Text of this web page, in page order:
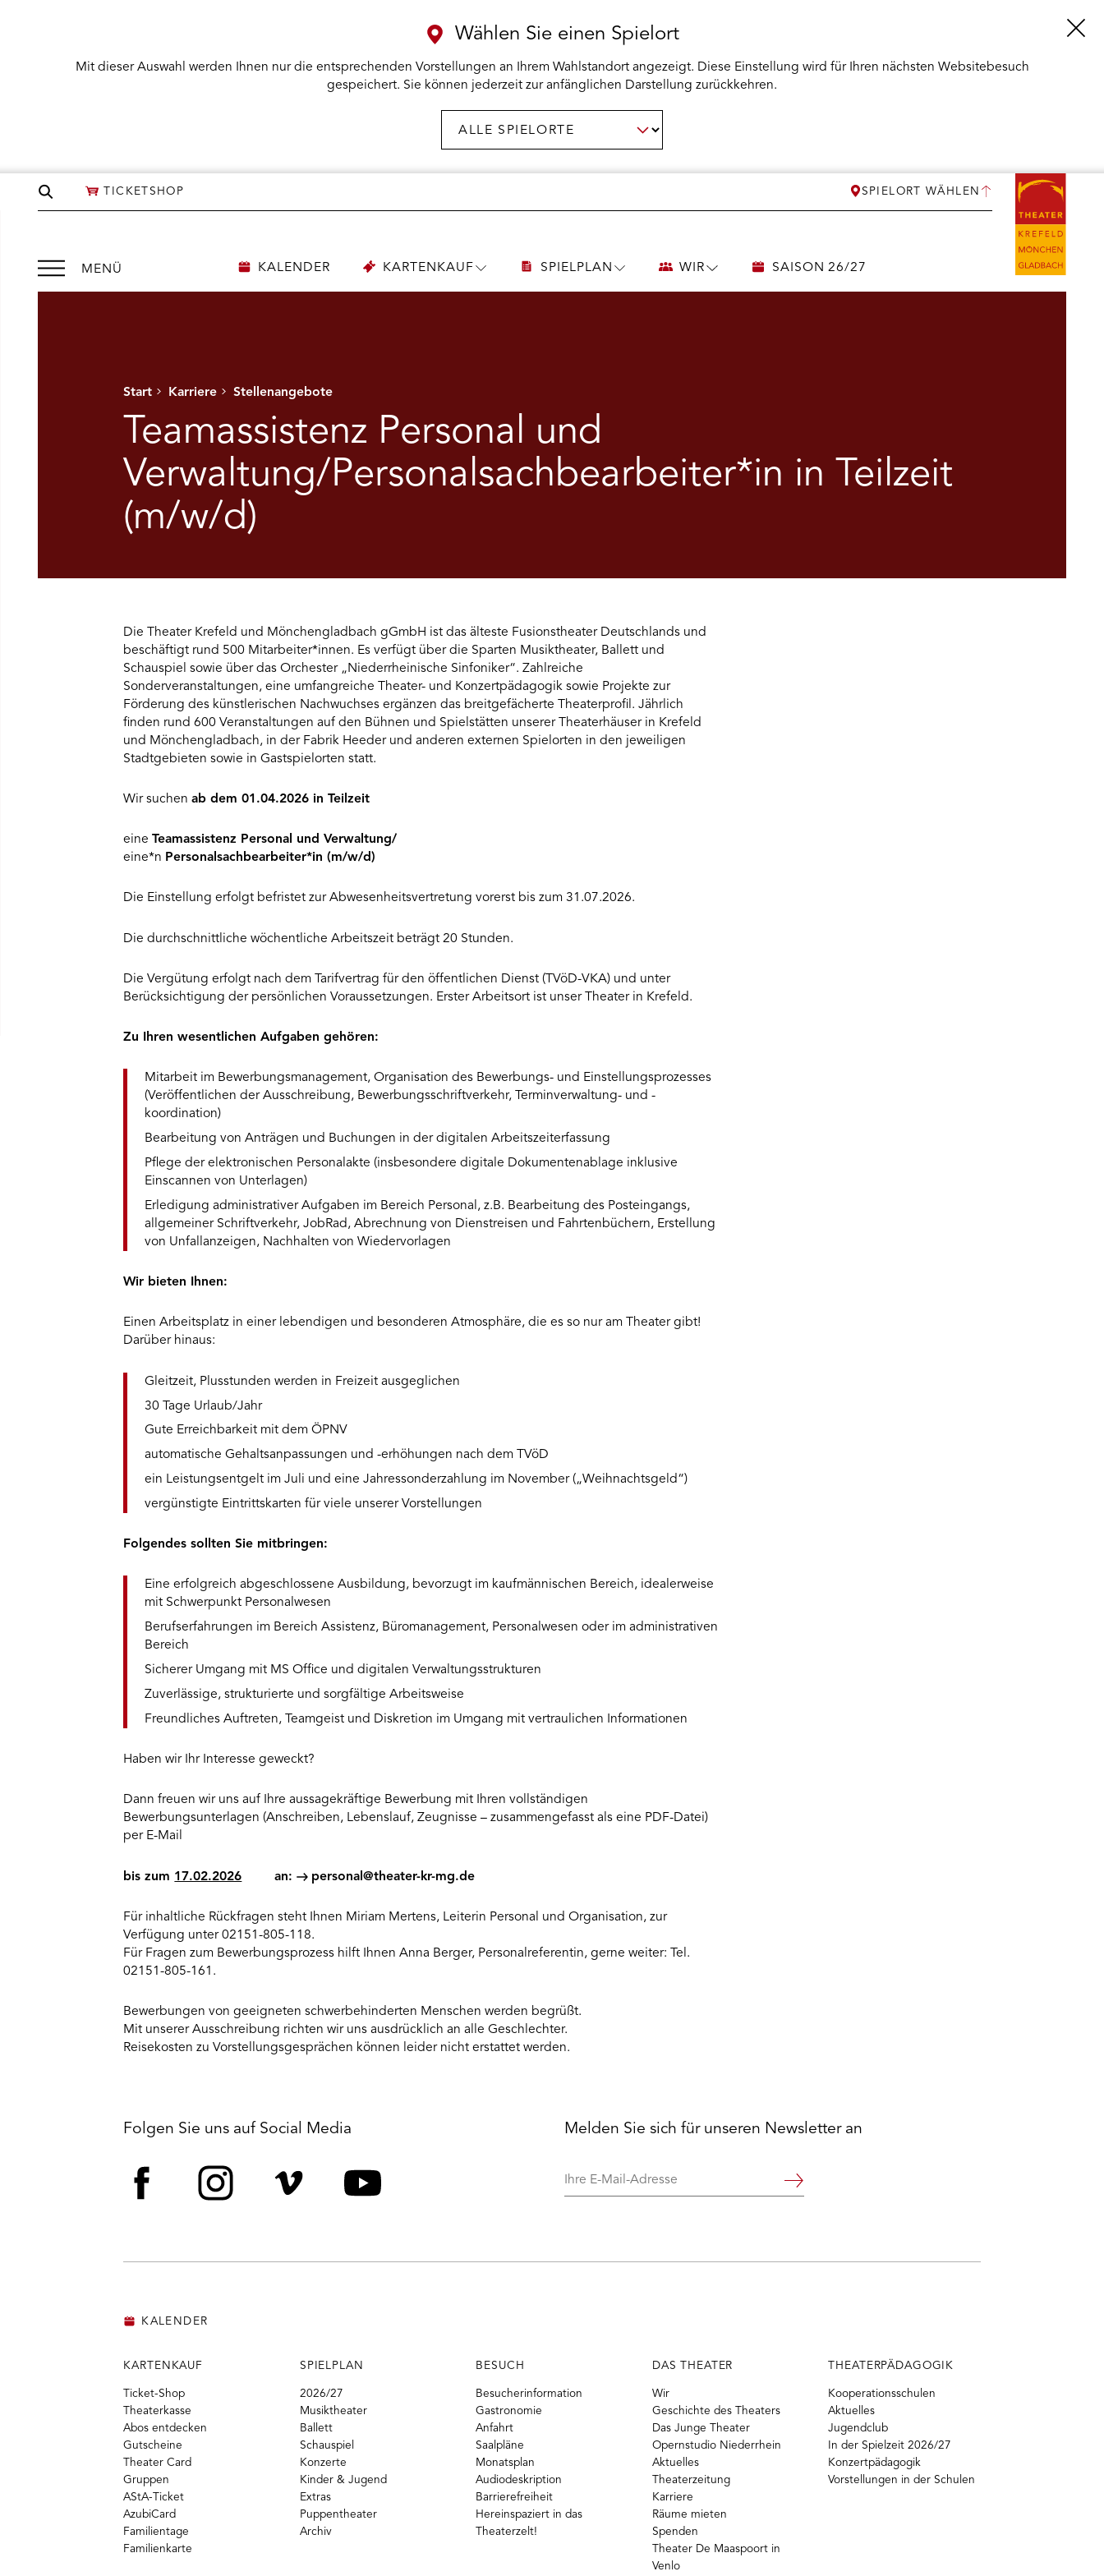
Seite
TICKETSHOP SPIELORT WÄHLEN
Wählen Sie einen Spielort
Mit dieser Auswahl werden Ihnen nur die entsprechenden Vorstellungen an Ihrem Wahlstandort angezeigt. Diese Einstellung wird für Ihren nächsten Websitebesuch
gespeichert. Sie können jederzeit zur anfänglichen Darstellung zurückkehren.
MENÜ
Menü
öffnen
SPIELPLAN ÖFFNEN
DAS THEATER ÖFFNEN
KALENDER KARTENKAUF UNTERMENÜSPIELPLAN UNTERMENÜ
WIR UNTERMENÜSAISON 26/27
Start Karriere Stellenangebote
Teamassistenz Personal und
Verwaltung/Personalsachbearbeiter*in in Teilzeit
(m/w/d)
Die Theater Krefeld und Mönchengladbach gGmbH ist das älteste Fusionstheater Deutschlands und
beschäftigt rund 500 Mitarbeiter*innen. Es verfügt über die Sparten Musiktheater, Ballett und
Schauspiel sowie über das Orchester „Niederrheinische Sinfoniker“. Zahlreiche
Sonderveranstaltungen, eine umfangreiche Theater- und Konzertpädagogik sowie Projekte zur
Förderung des künstlerischen Nachwuchses ergänzen das breitgefächerte Theaterprofil. Jährlich
finden rund 600 Veranstaltungen auf den Bühnen und Spielstätten unserer Theaterhäuser in Krefeld
und Mönchengladbach, in der Fabrik Heeder und anderen externen Spielorten in den jeweiligen
Stadtgebieten sowie in Gastspielorten statt.
Wir suchenab dem 01.04.2026 in Teilzeit
eineTeamassistenz Personal und Verwaltung/
eine*n Personalsachbearbeiter*in (m/w/d)
Die Einstellung erfolgt befristet zur Abwesenheitsvertretung vorerst bis zum 31.07.2026.
Die durchschnittliche wöchentliche Arbeitszeit beträgt 20 Stunden.
Die Vergütung erfolgt nach dem Tarifvertrag für den öffentlichen Dienst (TVöD-VKA) und unter
Berücksichtigung der persönlichen Voraussetzungen. Erster Arbeitsort ist unser Theater in Krefeld.
Zu Ihren wesentlichen Aufgaben gehören:
Mitarbeit im Bewerbungsmanagement, Organisation des Bewerbungs- und Einstellungsprozesses
(Veröffentlichen der Ausschreibung, Bewerbungsschriftverkehr, Terminverwaltung- und -
koordination)
Bearbeitung von Anträgen und Buchungen in der digitalen Arbeitszeiterfassung
Pflege der elektronischen Personalakte (insbesondere digitale Dokumentenablage inklusive
Einscannen von Unterlagen)
Erledigung administrativer Aufgaben im Bereich Personal, z.B. Bearbeitung des Posteingangs,
allgemeiner Schriftverkehr, JobRad, Abrechnung von Dienstreisen und Fahrtenbüchern, Erstellung
von Unfallanzeigen, Nachhalten von Wiedervorlagen
Wir bieten Ihnen:
Einen Arbeitsplatz in einer lebendigen und besonderen Atmosphäre, die es so nur am Theater gibt!
Darüber hinaus:
Gleitzeit, Plusstunden werden in Freizeit ausgeglichen
30 Tage Urlaub/Jahr
Gute Erreichbarkeit mit dem ÖPNV
automatische Gehaltsanpassungen und -erhöhungen nach dem TVöD
ein Leistungsentgelt im Juli und eine Jahressonderzahlung im November („Weihnachtsgeld“)
vergünstigte Eintrittskarten für viele unserer Vorstellungen
Folgendes sollten Sie mitbringen:
Eine erfolgreich abgeschlossene Ausbildung, bevorzugt im kaufmännischen Bereich, idealerweise
mit Schwerpunkt Personalwesen
Berufserfahrungen im Bereich Assistenz, Büromanagement, Personalwesen oder im administrativen
Bereich
Sicherer Umgang mit MS Office und digitalen Verwaltungsstrukturen
Zuverlässige, strukturierte und sorgfältige Arbeitsweise
Freundliches Auftreten, Teamgeist und Diskretion im Umgang mit vertraulichen Informationen
Haben wir Ihr Interesse geweckt?
Dann freuen wir uns auf Ihre aussagekräftige Bewerbung mit Ihren vollständigen
Bewerbungsunterlagen (Anschreiben, Lebenslauf, Zeugnisse – zusammengefasst als eine PDF-Datei)
per E-Mail
bis zum 17.02.2026 an: personal@theater-kr-mg.de
Für inhaltliche Rückfragen steht Ihnen Miriam Mertens, Leiterin Personal und Organisation, zur
Verfügung unter 02151-805-118.
Für Fragen zum Bewerbungsprozess hilft Ihnen Anna Berger, Personalreferentin, gerne weiter: Tel.
02151-805-161.
Bewerbungen von geeigneten schwerbehinderten Menschen werden begrüßt.
Mit unserer Ausschreibung richten wir uns ausdrücklich an alle Geschlechter.
Reisekosten zu Vorstellungsgesprächen können leider nicht erstattet werden.
Folgen Sie uns auf Social Media Melden Sie sich für unseren Newsletter an
Ihre
Weiter
KALENDER
KARTENKAUF
Ticket-Shop
Theaterkasse
Abos entdecken
Gutscheine
Theater Card
Gruppen
AStA-Ticket
AzubiCard
Familientage
Familienkarte
SPIELPLAN
2026/27
Musiktheater
Ballett
Schauspiel
Konzerte
Kinder & Jugend
Extras
Puppentheater
Archiv
BESUCH
Besucherinformation
Gastronomie
Anfahrt
Saalpläne
Monatsplan
Audiodeskription
Barrierefreiheit
Hereinspaziert in das
Theaterzelt!
DAS THEATER
Wir
Geschichte des Theaters
Das Junge Theater
Opernstudio Niederrhein
Aktuelles
Theaterzeitung
Karriere
Räume mieten
Spenden
Theater De Maaspoort in
Venlo
THEATERPÄDAGOGIK
Kooperationsschulen
Aktuelles
Jugendclub
In der Spielzeit 2026/27
Konzertpädagogik
Vorstellungen in der Schulen